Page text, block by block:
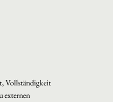
Vollständigkeit
externen